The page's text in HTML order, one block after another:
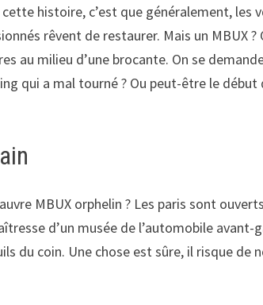
histoire, c’est que généralement, les
rêvent de restaurer. Mais un MBUX
au milieu d’une brocante. On se
qui a mal tourné ? Ou peut-être le
MBUX orphelin ? Les paris sont
d’un musée de l’automobile
du coin. Une chose est sûre, il risque de